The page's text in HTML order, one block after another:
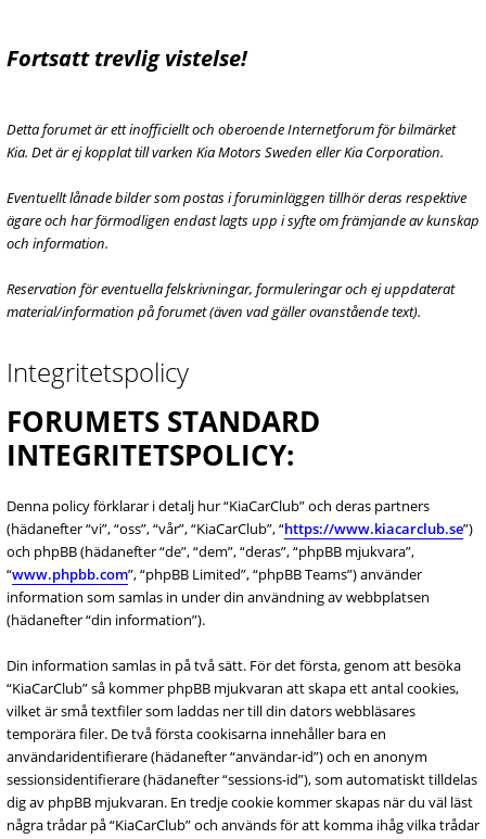
Fortsatt trevlig vistelse!
Detta forumet är ett inofficiellt och oberoende Internetforum för bilmärket
Kia. Det är ej kopplat till varken Kia Motors Sweden eller Kia Corporation.
Eventuellt lånade bilder som postas i foruminläggen tillhör deras respektive
ägare och har förmodligen endast lagts upp i syfte om främjande av kunskap
och information.
Reservation för eventuella felskrivningar, formuleringar och ej uppdaterat
material/information på forumet (även vad gäller ovanstående text).
Integritetspolicy
FORUMETS STANDARD
INTEGRITETSPOLICY:
Denna policy förklarar i detalj hur “KiaCarClub” och deras partners
(hädanefter “vi”, “oss”, “vår”, “KiaCarClub”, “https://www.kiacarclub.se”)
och phpBB (hädanefter “de”, “dem”, “deras”, “phpBB mjukvara”,
“www.phpbb.com”, “phpBB Limited”, “phpBB Teams”) använder
information som samlas in under din användning av webbplatsen
(hädanefter “din information”).
Din information samlas in på två sätt. För det första, genom att besöka
“KiaCarClub” så kommer phpBB mjukvaran att skapa ett antal cookies,
vilket är små textfiler som laddas ner till din dators webbläsares
temporära filer. De två första cookisarna innehåller bara en
användaridentifierare (hädanefter “användar-id”) och en anonym
sessionsidentifierare (hädanefter “sessions-id”), som automatiskt tilldelas
dig av phpBB mjukvaran. En tredje cookie kommer skapas när du väl läst
några trådar på “KiaCarClub” och används för att komma ihåg vilka trådar